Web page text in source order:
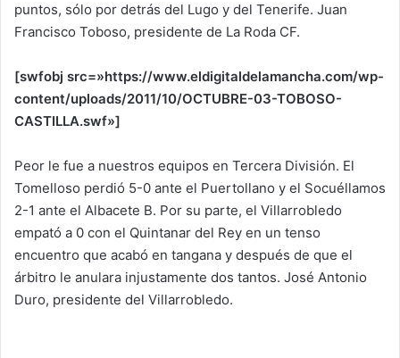
puntos, sólo por detrás del Lugo y del Tenerife. Juan
Francisco Toboso, presidente de La Roda CF.
[swfobj src=»https://www.eldigitaldelamancha.com/wp-
content/uploads/2011/10/OCTUBRE-03-TOBOSO-
CASTILLA.swf»]
Peor le fue a nuestros equipos en Tercera División. El
Tomelloso perdió 5-0 ante el Puertollano y el Socuéllamos
2-1 ante el Albacete B. Por su parte, el Villarrobledo
empató a 0 con el Quintanar del Rey en un tenso
encuentro que acabó en tangana y después de que el
árbitro le anulara injustamente dos tantos. José Antonio
Duro, presidente del Villarrobledo.